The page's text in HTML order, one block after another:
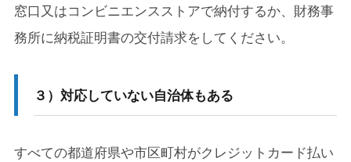
窓口又はコンビニエンスストアで納付するか、財務事
務所に納税証明書の交付請求をしてください。
３） 対応していない自治体もある
すべての都道府県や市区町村がクレジットカード払い